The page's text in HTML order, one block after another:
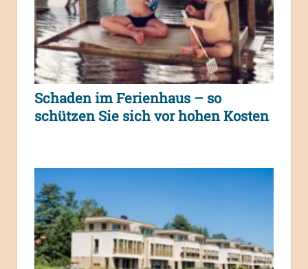
Schaden im Ferienhaus – so
schützen Sie sich vor hohen Kosten